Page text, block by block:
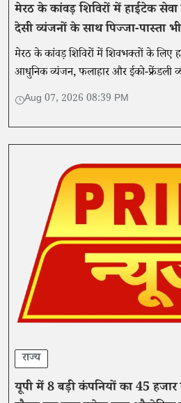
मेरठ के कांवड़ शिविरों में हाईटेक
देसी व्यंजनों के साथ पिज्जा-पास्ता भी
मेरठ के कांवड़ शिविरों में शिवभक्तों के लिए
आधुनिक व्यंजन, फलाहार और ईको-फ्रेंडली
हैं। प्रशासन गुणवत्ता और स्वच्छता की निगरानी
Aug 07, 2026 08:39 PM
राज्य
यूपी में 8 बड़ी कंपनियों का 45